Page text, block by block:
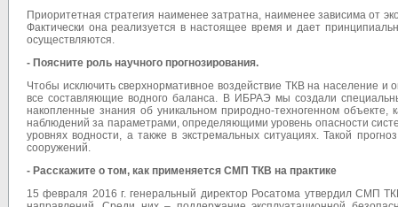
Приоритетная стратегия наименее затратна, наименее зависима от
Фактически она реализуется в настоящее время и дает
осуществляются.
- Поясните роль научного прогнозирования.
Чтобы исключить сверхнормативное воздействие ТКВ на население
все составляющие водного баланса. В ИБРАЭ мы создали
накопленные знания об уникальном природно-техногенном
наблюдений за параметрами, определяющими уровень опасности
уровнях водности, а также в экстремальных ситуациях. Такой
сооружений.
- Расскажите о том, как применяется СМП ТКВ на практике
15 февраля 2016 г. генеральный директор Росатома утвердил СМП